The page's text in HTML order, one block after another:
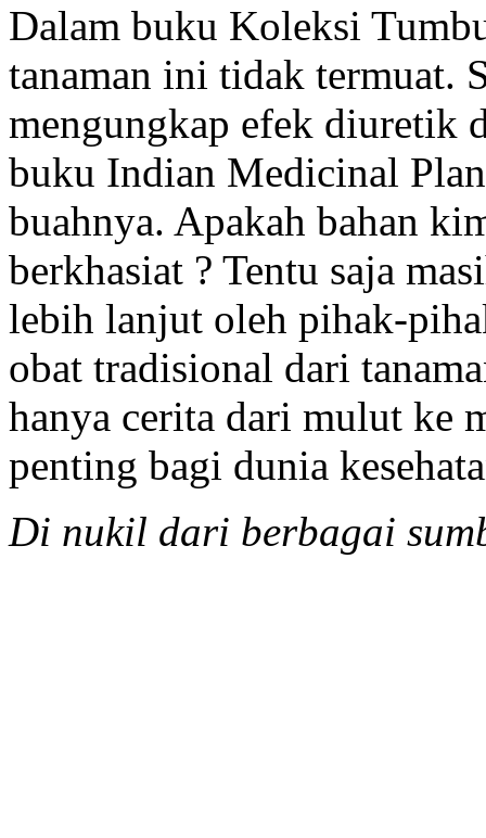
Dalam buku Koleksi
tanaman ini tidak termuat.
mengungkap efek diuretik
buku Indian Medicinal
buahnya. Apakah bahan
berkhasiat ? Tentu saja
lebih lanjut oleh pihak-
obat tradisional dari
hanya cerita dari mulut ke
penting bagi dunia
Di nukil dari berbagai